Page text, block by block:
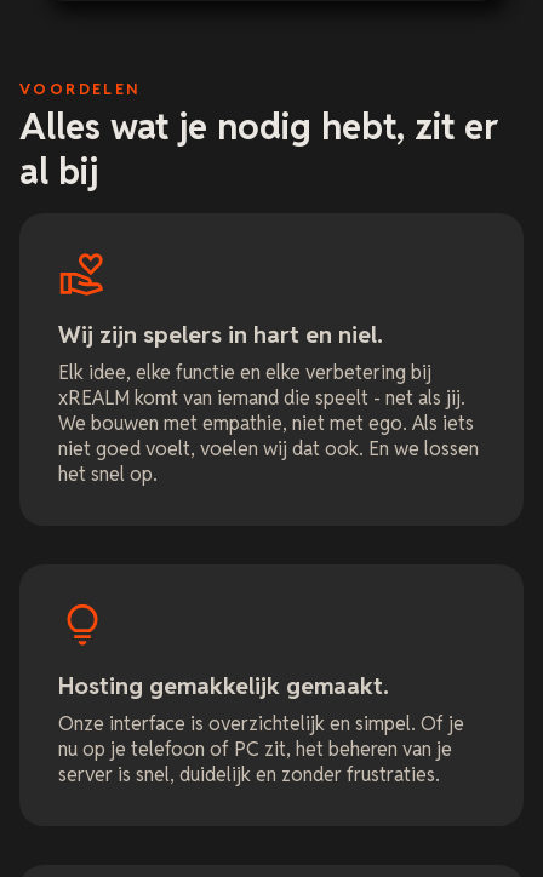
VOORDELEN
Alles wat je nodig hebt, zit er
al bij
Wij zijn spelers in hart en niel.
Elk idee, elke functie en elke verbetering bij
xREALM komt van iemand die speelt - net als jij.
We bouwen met empathie, niet met ego. Als iets
niet goed voelt, voelen wij dat ook. En we lossen
het snel op.
Hosting gemakkelijk gemaakt.
Onze interface is overzichtelijk en simpel. Of je
nu op je telefoon of PC zit, het beheren van je
server is snel, duidelijk en zonder frustraties.